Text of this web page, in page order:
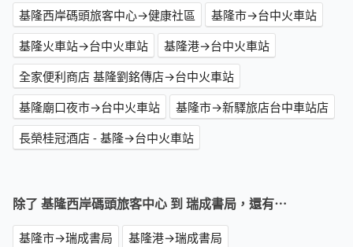
基隆西岸碼頭旅客中心→健康社區
基隆市→台中火車站
基隆火車站→台中火車站
基隆港→台中火車站
全家便利商店 基隆劉銘傳店→台中火車站
基隆廟口夜市→台中火車站
基隆市→新驛旅店台中車站店
長榮桂冠酒店 - 基隆→台中火車站
除了 基隆西岸碼頭旅客中心 到 瑞成書局，還有⋯
基隆市→瑞成書局
基隆港→瑞成書局